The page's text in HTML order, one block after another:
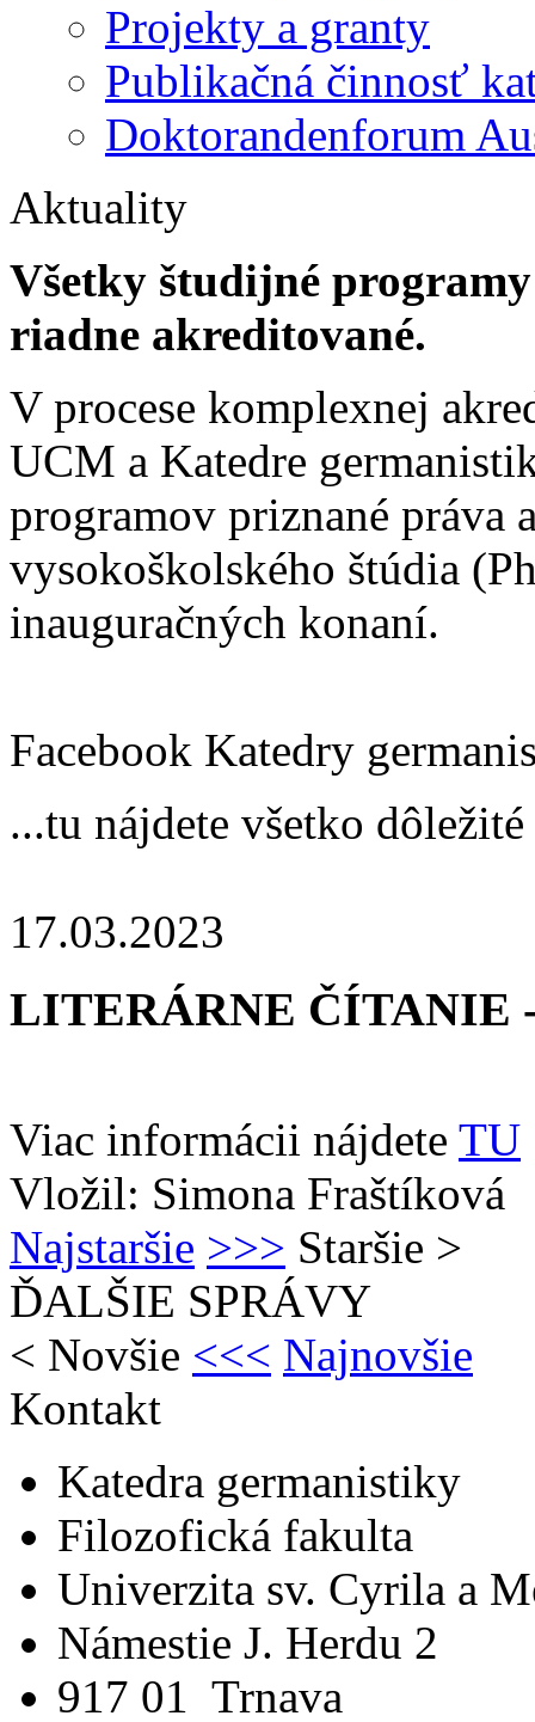
Projekty a granty
Publikačná činnosť
Doktorandenforum
Aktuality
Všetky študijné
riadne akreditované.
V procese komplexnej
UCM a Katedre
programov priznané práva
vysokoškolského štúdia
inauguračných konaní.
Facebook Katedry
...tu nájdete všetko
17.03.2023
LITERÁRNE ČÍTANIE -
Viac informácii nájdete TU
Vložil: Simona Fraštíková
Najstaršie >>> Staršie >
ĎALŠIE SPRÁVY
< Novšie <<< Najnovšie
Kontakt
Katedra germanistiky
Filozofická fakulta
Univerzita sv. Cyrila a
Námestie J. Herdu 2
917 01 Trnava